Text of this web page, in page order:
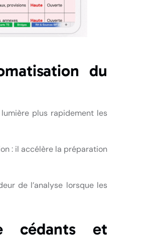
du
plus rapidement les
: il accélère la préparation
de l’analyse lorsque les
cédants et